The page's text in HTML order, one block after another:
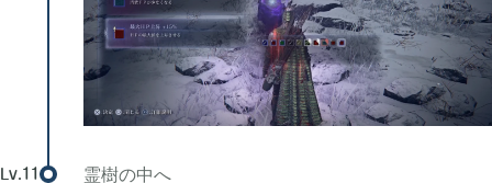
Lv.11 霊樹の中へ